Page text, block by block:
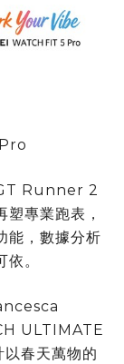
Runner 2
專業跑表，
能，數據分析
。
ULTIMATE
春天萬物的